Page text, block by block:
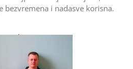
bezvremena i nadasve korisna.